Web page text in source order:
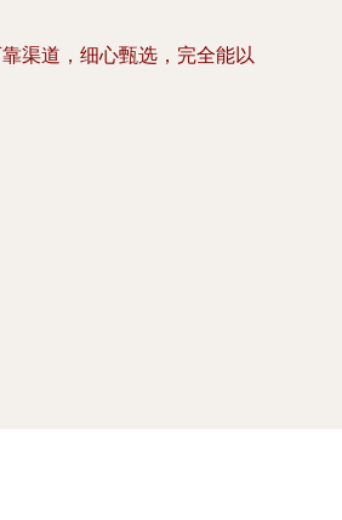
渠道，细心甄选，完全能以